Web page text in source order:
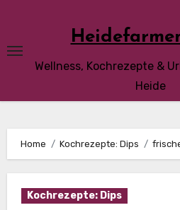
content
Wellness, Kochrezepte &
Heide
Home Kochrezepte: Dips
Kochrezepte: Dips